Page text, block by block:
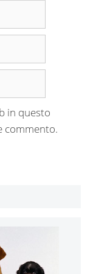
in questo
commento.